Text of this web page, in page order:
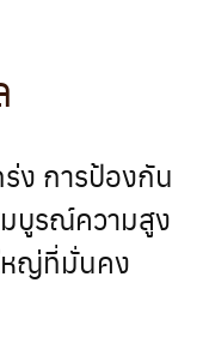
ง การป้องกัน
บูรณ์ความสูง
หญ่ที่มั่นคง